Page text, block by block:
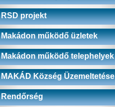
RSD projekt
Makádon működő üzletek
Makádon működő telephelyek
MAKÁD Község Üzemeltetése
Rendőrség